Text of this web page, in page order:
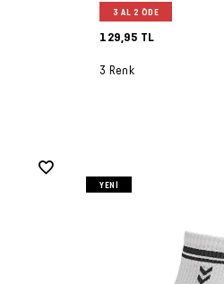
3 AL 2 ÖDE
129,95 TL
3 Renk
YENI